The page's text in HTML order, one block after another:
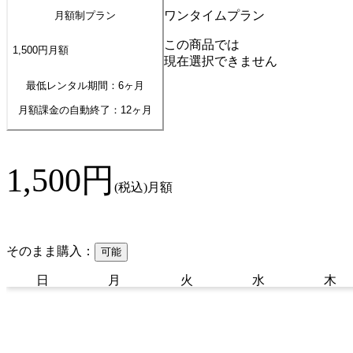
月額制プラン
1,500円 月額
最低レンタル期間：6ヶ月
月額課金の自動終了： 12ヶ月
ワンタイムプラン
この商品では
現在選択できません
1,500円 (税込)月額
そのまま購入： 可能
日 月 火 水 木